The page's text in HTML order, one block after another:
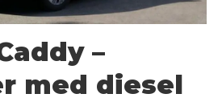
–
med diesel